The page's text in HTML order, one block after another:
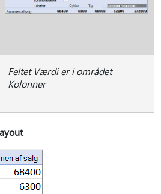
Feltet Værdi er i området
Kolonner